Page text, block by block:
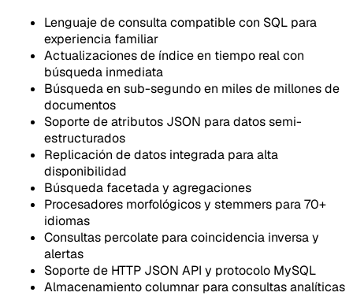
Lenguaje de consulta compatible con SQL para
experiencia familiar
Actualizaciones de índice en tiempo real con
búsqueda inmediata
Búsqueda en sub-segundo en miles de millones de
documentos
Soporte de atributos JSON para datos semi-
estructurados
Replicación de datos integrada para alta
disponibilidad
Búsqueda facetada y agregaciones
Procesadores morfológicos y stemmers para 70+
idiomas
Consultas percolate para coincidencia inversa y
alertas
Soporte de HTTP JSON API y protocolo MySQL
Almacenamiento columnar para consultas analíticas